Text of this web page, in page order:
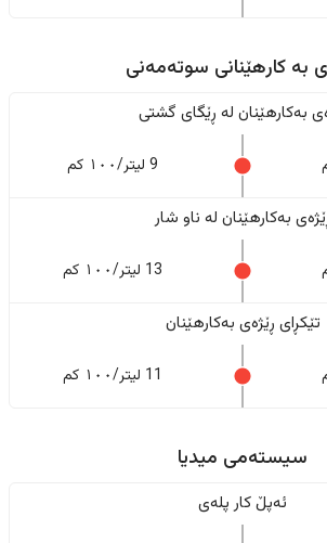
به کارهێنانی سوتەمەنی
بەکارهێنان له ڕێگای گشتی
9 لیتر/١٠٠ کم
بەکارهێنان له ناو شار
13 لیتر/١٠٠ کم
تێکڕای ڕێژەى بەکارهێنان
11 لیتر/١٠٠ کم
سیستەمی میدیا
ئەپڵ کار پلەی